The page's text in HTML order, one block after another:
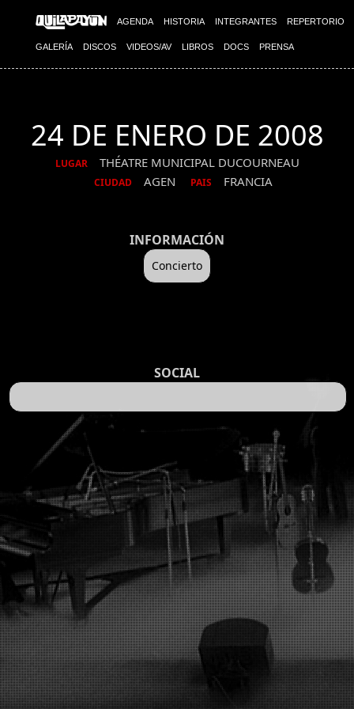
AGENDA HISTORIA INTEGRANTES REPERTORIO
GALERÍA DISCOS VIDEOS/AV LIBROS DOCS PRENSA
24 DE ENERO DE 2008
LUGAR THÉATRE MUNICIPAL DUCOURNEAU
CIUDAD AGEN PAIS FRANCIA
INFORMACIÓN
Concierto
SOCIAL